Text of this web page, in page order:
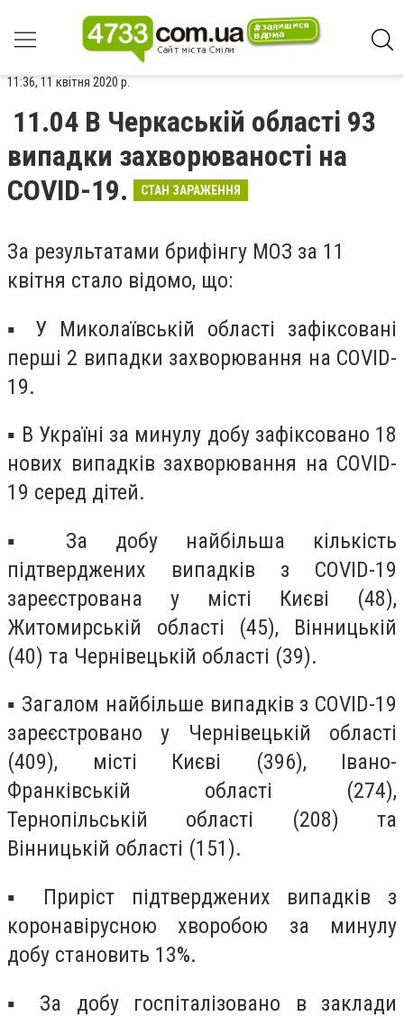
11:36, 11 квітня 2020 р.
11.04 В Черкаській області 93
випадки захворюваності на
COVID-19.
СТАН ЗАРАЖЕННЯ
За результатами брифінгу МОЗ за 11
квітня стало відомо, що:
▪ У Миколаївській області зафіксовані
перші 2 випадки захворювання на COVID-
19.
▪ В Україні за минулу добу зафіксовано 18
нових випадків захворювання на COVID-
19 серед дітей.
▪ За добу найбільша кількість
підтверджених випадків з COVID-19
зареєстрована у місті Києві (48),
Житомирській області (45), Вінницькій
(40) та Чернівецькій області (39).
▪ Загалом найбільше випадків з COVID-19
зареєстровано у Чернівецькій області
(409), місті Києві (396), Івано-
Франківській області (274),
Тернопільській області (208) та
Вінницькій області (151).
▪ Приріст підтверджених випадків з
коронавірусною хворобою за минулу
добу становить 13%.
▪ За добу госпіталізовано в заклади